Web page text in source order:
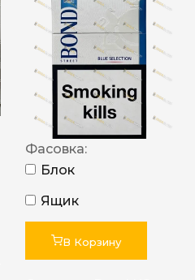
Фасовка:
Блок
Ящик
В Корзину